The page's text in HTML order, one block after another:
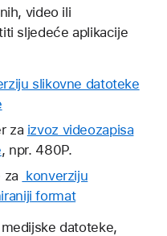
video ili
sljedeće aplikacije
slikovne datoteke
za izvoz videozapisa
, npr. 480P.
za konverziju
format
datoteke,